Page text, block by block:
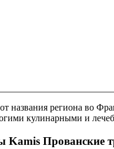
названия региона во
кулинарными и
Kamis Прованские